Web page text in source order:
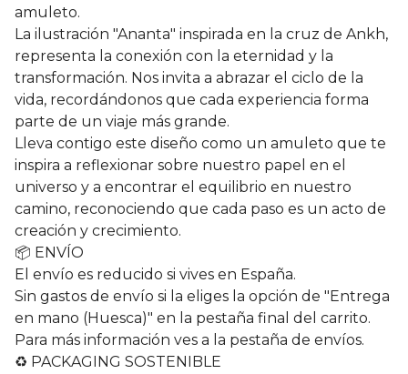
amuleto.
La ilustración "Ananta" inspirada en la cruz de Ankh,
representa la conexión con la eternidad y la
transformación. Nos invita a abrazar el ciclo de la
vida, recordándonos que cada experiencia forma
parte de un viaje más grande.
Lleva contigo este diseño como un amuleto que te
inspira a reflexionar sobre nuestro papel en el
universo y a encontrar el equilibrio en nuestro
camino, reconociendo que cada paso es un acto de
creación y crecimiento.
📦 ENVÍO
El envío es reducido si vives en España.
Sin gastos de envío si la eliges la opción de "Entrega
en mano (Huesca)" en la pestaña final del carrito.
Para más información ves a la pestaña de envíos.
♻️ PACKAGING SOSTENIBLE